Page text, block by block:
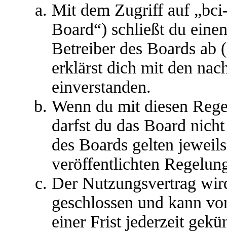
Mit dem Zugriff auf
Board“) schließt du
Betreiber des Boards ab
erklärst dich mit den
einverstanden.
Wenn du mit diesen
darfst du das Board
des Boards gelten
veröffentlichten
Der Nutzungsvertrag
geschlossen und kann
einer Frist jederzeit